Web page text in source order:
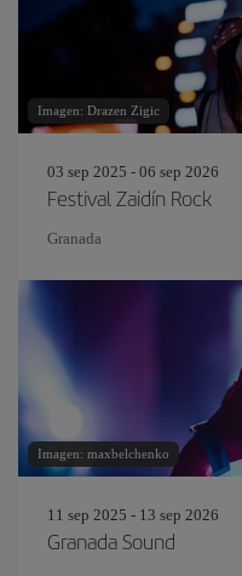
Imagen: Drazen Zigic
03 sep 2025 - 06 sep 2026
Festival Zaidín Rock
Granada
Imagen: maxbelchenko
11 sep 2025 - 13 sep 2026
Granada Sound